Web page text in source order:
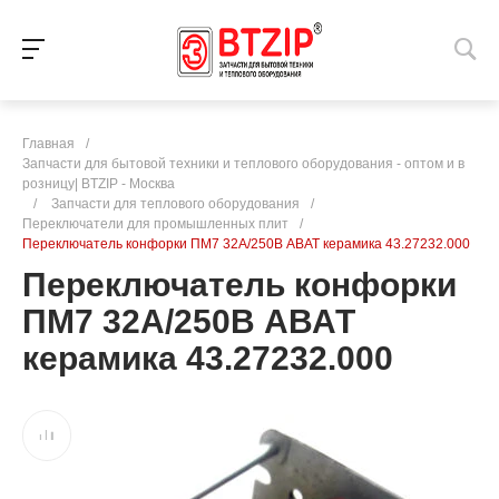
Главная
/
Запчасти для бытовой техники и теплового оборудования - оптом и в
розницу| BTZIP - Москва
/
Запчасти для теплового оборудования
/
Переключатели для промышленных плит
/
Переключатель конфорки ПМ7 32А/250В АВАТ керамика 43.27232.000
Переключатель конфорки
ПМ7 32А/250В АВАТ
керамика 43.27232.000